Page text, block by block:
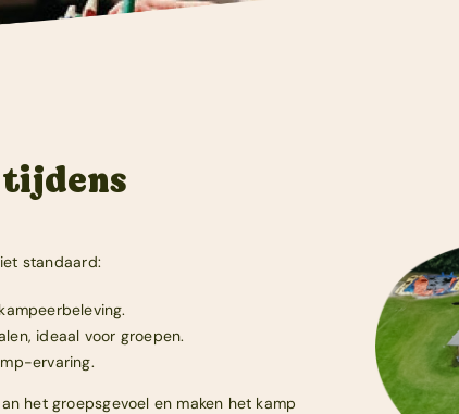
standaard:
ideaal voor groepen.
ervaring.
het groepsgevoel en maken het kamp